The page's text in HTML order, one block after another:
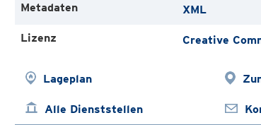
Metadaten
XML
Lizenz Creative
Lageplan
Alle Dienststellen